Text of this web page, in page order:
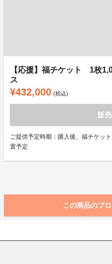
【応援】福チケット 1枚
ス
¥432,000 (税込)
販
ご提供予定時期：購入後、福チケッ
置予定
この商品のプ